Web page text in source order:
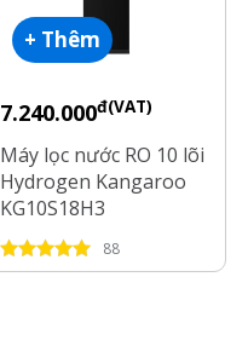
+ Thêm
7.240.000đ(VAT)
Máy lọc nước RO 10 lõi
Hydrogen Kangaroo
KG10S18H3
88